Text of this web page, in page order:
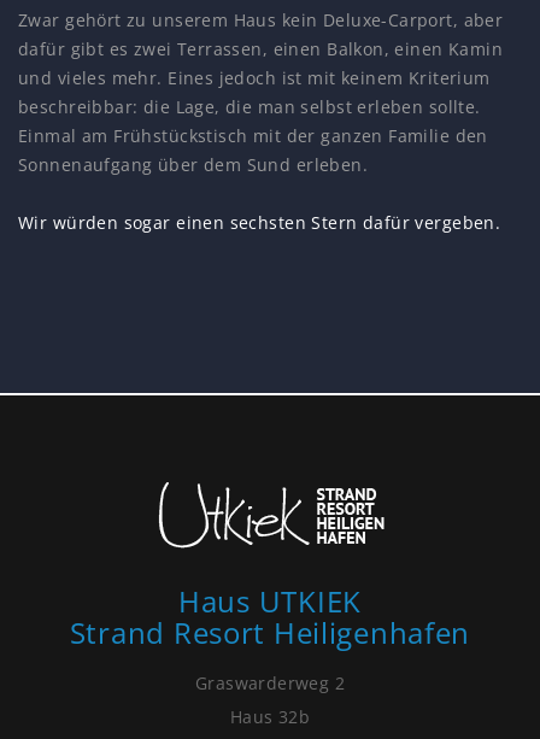
Zwar gehört zu unserem Haus kein Deluxe-Carport, aber
dafür gibt es zwei Terrassen, einen Balkon, einen Kamin
und vieles mehr. Eines jedoch ist mit keinem Kriterium
beschreibbar: die Lage, die man selbst erleben sollte.
Einmal am Frühstückstisch mit der ganzen Familie den
Sonnenaufgang über dem Sund erleben.
Wir würden sogar einen sechsten Stern dafür vergeben.
Haus UTKIEK
Strand Resort Heiligenhafen
Graswarderweg 2
Haus 32b